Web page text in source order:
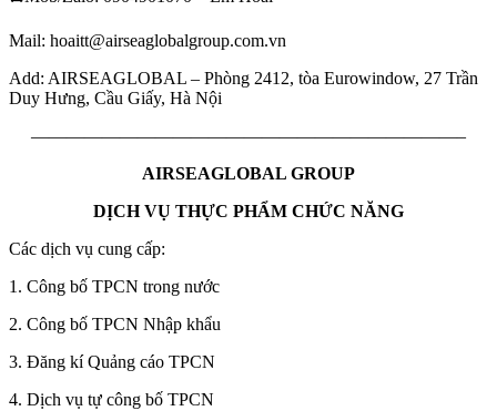
Mail: hoaitt@airseaglobalgroup.com.vn
Add: AIRSEAGLOBAL – Phòng 2412, tòa Eurowindow, 27 Trần
Duy Hưng, Cầu Giấy, Hà Nội
————————————————————————–
AIRSEAGLOBAL GROUP
DỊCH VỤ THỰC PHẨM CHỨC NĂNG
Các dịch vụ cung cấp:
1. Công bố TPCN trong nước
2. Công bố TPCN Nhập khẩu
3. Đăng kí Quảng cáo TPCN
4. Dịch vụ tự công bố TPCN